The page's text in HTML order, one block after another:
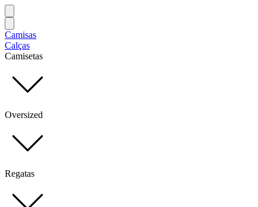
Camisas
Calças
Camisetas
Oversized
Regatas